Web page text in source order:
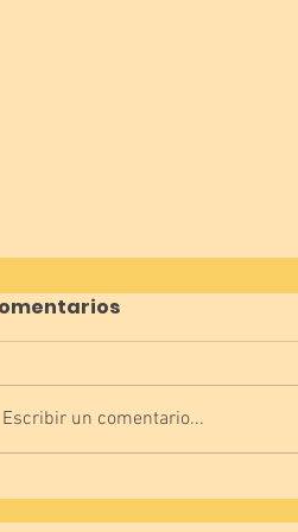
¿Vosotros que tenéis,
Escribir un comentario...